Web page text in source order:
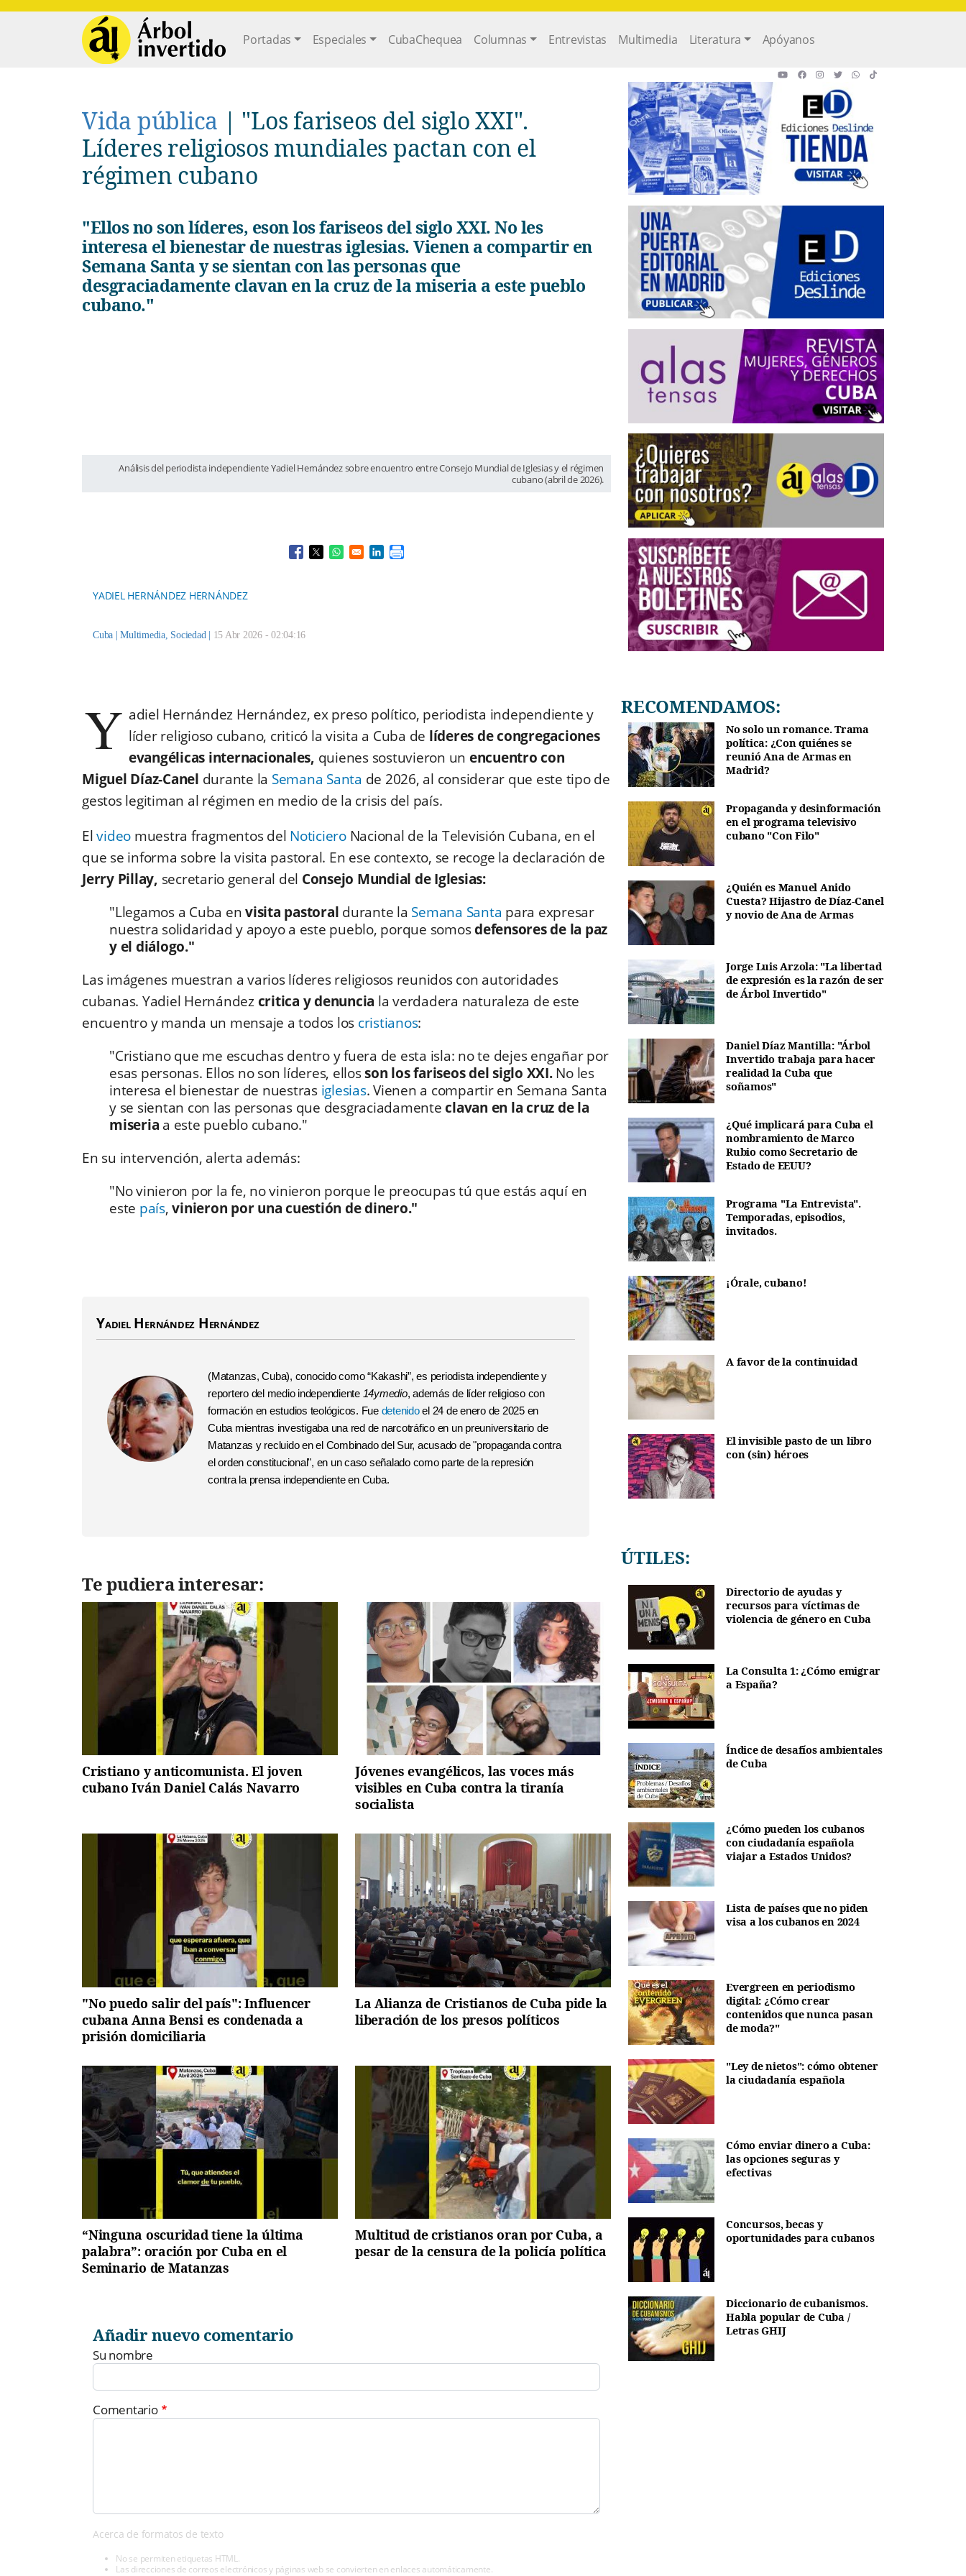
Main navigation
Portadas Especiales CubaChequea Columnas Entrevistas Multimedia Literatura Apóyanos
Vida pública | "Los fariseos del siglo XXI".
Líderes religiosos mundiales pactan con el
régimen cubano
"Ellos no son líderes, eson los fariseos del siglo XXI. No les
interesa el bienestar de nuestras iglesias. Vienen a compartir en
Semana Santa y se sientan con las personas que
desgraciadamente clavan en la cruz de la miseria a este pueblo
cubano."
Análisis del periodista independiente Yadiel Hernández sobre encuentro entre Consejo Mundial de Iglesias y el régimen
cubano (abril de 2026).
Opens in a new window
Opens in a new window
Opens in a new window
Opens in a new window
YADIEL HERNÁNDEZ HERNÁNDEZ
Cuba |Multimedia, Sociedad 15 Abr 2026 - 02:04:16
Y adiel Hernández Hernández, ex preso político, periodista independiente y
líder religioso cubano, criticó la visita a Cuba de líderes de congregaciones
evangélicas internacionales, quienes sostuvieron un encuentro con
Miguel Díaz-Canel durante la Semana Santa de 2026, al considerar que este tipo de
gestos legitiman al régimen en medio de la crisis del país.
Elvideo muestra fragmentos del NoticieroNacional de la Televisión Cubana, en el
que se informa sobre la visita pastoral. En ese contexto, se recoge la declaración de
Jerry Pillay, secretario general del Consejo Mundial de Iglesias:
"Llegamos a Cuba envisita pastoral durante la Semana Santa para expresar
nuestra solidaridad y apoyo a este pueblo, porque somosdefensores de la paz
y el diálogo."
Las imágenes muestran a varios líderes religiosos reunidos con autoridades
cubanas. Yadiel Hernándezcritica y denuncia la verdadera naturaleza de este
encuentro y manda un mensaje a todos los cristianos:
"Cristiano que me escuchas dentro y fuera de esta isla: no te dejes engañar por
esas personas. Ellos no son líderes, ellosson los fariseos del siglo XXI.No les
interesa el bienestar de nuestras iglesias. Vienen a compartir en Semana Santa
y se sientan con las personas que desgraciadamenteclavan en la cruz de la
miseria a este pueblo cubano."
En su intervención, alerta además:
"No vinieron por la fe, no vinieron porque le preocupas tú que estás aquí en
este país,vinieron por una cuestión de dinero."
Yadiel Hernández Hernández
(Matanzas, Cuba), conocido como “Kakashi”, es periodista independiente y
reportero del medio independiente 14ymedio, además de líder religioso con
formación en estudios teológicos. Fue detenidoel 24 de enero de 2025 en
Cuba mientras investigaba una red de narcotráfico en un preuniversitario de
Matanzas y recluido en el Combinado del Sur, acusado de "propaganda contra
el orden constitucional", en un caso señalado como parte de la represión
contra la prensa independiente en Cuba.
Te pudiera interesar:
Cristiano y anticomunista. El joven
cubano Iván Daniel Calás Navarro
Jóvenes evangélicos, las voces más
visibles en Cuba contra la tiranía
socialista
"No puedo salir del país": Influencer
cubana Anna Bensi es condenada a
prisión domiciliaria
La Alianza de Cristianos de Cuba pide la
liberación de los presos políticos
“Ninguna oscuridad tiene la última
palabra”: oración por Cuba en el
Seminario de Matanzas
Multitud de cristianos oran por Cuba, a
pesar de la censura de la policía política
Añadir nuevo comentario
Su nombre
Comentario
Acerca de formatos de texto
No se permiten etiquetas HTML.
Las direcciones de correos electrónicos y páginas web se convierten en enlaces automáticamente.
RECOMENDAMOS:
No solo un romance. Trama
política: ¿Con quiénes se
reunió Ana de Armas en
Madrid?
Propaganda y desinformación
en el programa televisivo
cubano "Con Filo"
¿Quién es Manuel Anido
Cuesta? Hijastro de Díaz-Canel
y novio de Ana de Armas
Jorge Luis Arzola: "La libertad
de expresión es la razón de ser
de Árbol Invertido"
Daniel Díaz Mantilla: "Árbol
Invertido trabaja para hacer
realidad la Cuba que
soñamos"
¿Qué implicará para Cuba el
nombramiento de Marco
Rubio como Secretario de
Estado de EEUU?
Programa "La Entrevista".
Temporadas, episodios,
invitados.
¡Órale, cubano!
A favor de la continuidad
El invisible pasto de un libro
con (sin) héroes
ÚTILES:
Directorio de ayudas y
recursos para víctimas de
violencia de género en Cuba
La Consulta 1: ¿Cómo emigrar
a España?
Índice de desafíos ambientales
de Cuba
¿Cómo pueden los cubanos
con ciudadanía española
viajar a Estados Unidos?
Lista de países que no piden
visa a los cubanos en 2024
Evergreen en periodismo
digital: ¿Cómo crear
contenidos que nunca pasan
de moda?"
"Ley de nietos": cómo obtener
la ciudadanía española
Cómo enviar dinero a Cuba:
las opciones seguras y
efectivas
Concursos, becas y
oportunidades para cubanos
Diccionario de cubanismos.
Habla popular de Cuba /
Letras GHIJ